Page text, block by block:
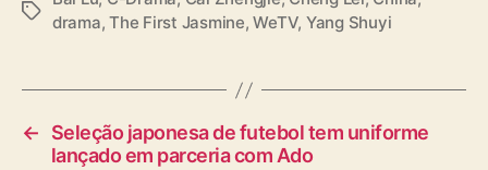
T
drama,The First Jasmine,WeTV, Yang Shuyi
←
Seleção japonesa de futebol tem uniforme
lançado em parceria com Ado